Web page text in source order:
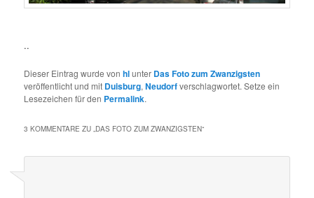
..
Dieser Eintrag wurde vonhlunter Das Foto zum Zwanzigsten
veröffentlicht und mit Duisburg,Neudorfverschlagwortet. Setze ein
Lesezeichen für den Permalink.
3 KOMMENTARE ZU „DAS FOTO ZUM ZWANZIGSTEN“